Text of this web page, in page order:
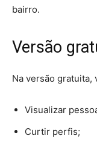
bairro.
Versão
Na versão gratuita,
Visualizar
Curtir perfis;